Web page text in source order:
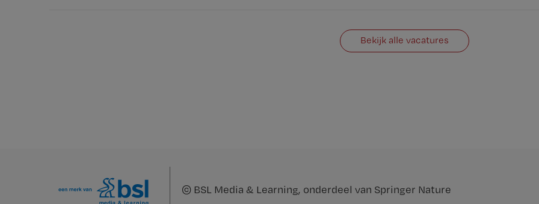
Bekijk alle vacatures
© BSL Media & Learning, onderdeel van Springer Nature